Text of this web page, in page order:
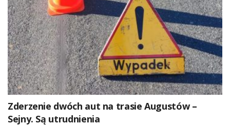
Zderzenie dwóch aut na trasie Augustów –
Sejny. Są utrudnienia